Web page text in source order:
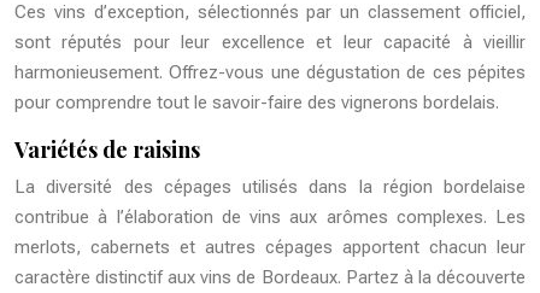
Ces vins d’exception, sélectionnés par un classement officiel,
sont réputés pour leur excellence et leur capacité à vieillir
harmonieusement. Offrez-vous une dégustation de ces pépites
pour comprendre tout le savoir-faire des vignerons bordelais.
Variétés de raisins
La diversité des cépages utilisés dans la région bordelaise
contribue à l’élaboration de vins aux arômes complexes. Les
merlots, cabernets et autres cépages apportent chacun leur
caractère distinctif aux vins de Bordeaux. Partez à la découverte